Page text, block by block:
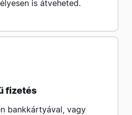
is átveheted.
fizetés
bankkártyával, vagy